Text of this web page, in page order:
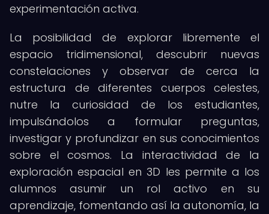
experimentación activa.
La posibilidad de explorar libremente el
espacio tridimensional, descubrir nuevas
constelaciones y observar de cerca la
estructura de diferentes cuerpos celestes,
nutre la curiosidad de los estudiantes,
impulsándolos a formular preguntas,
investigar y profundizar en sus conocimientos
sobre el cosmos. La interactividad de la
exploración espacial en 3D les permite a los
alumnos asumir un rol activo en su
aprendizaje, fomentando así la autonomía, la